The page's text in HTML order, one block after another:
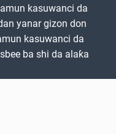
kasuwanci da
yanar gizon don
kasuwanci da
ba shi da alaƙa